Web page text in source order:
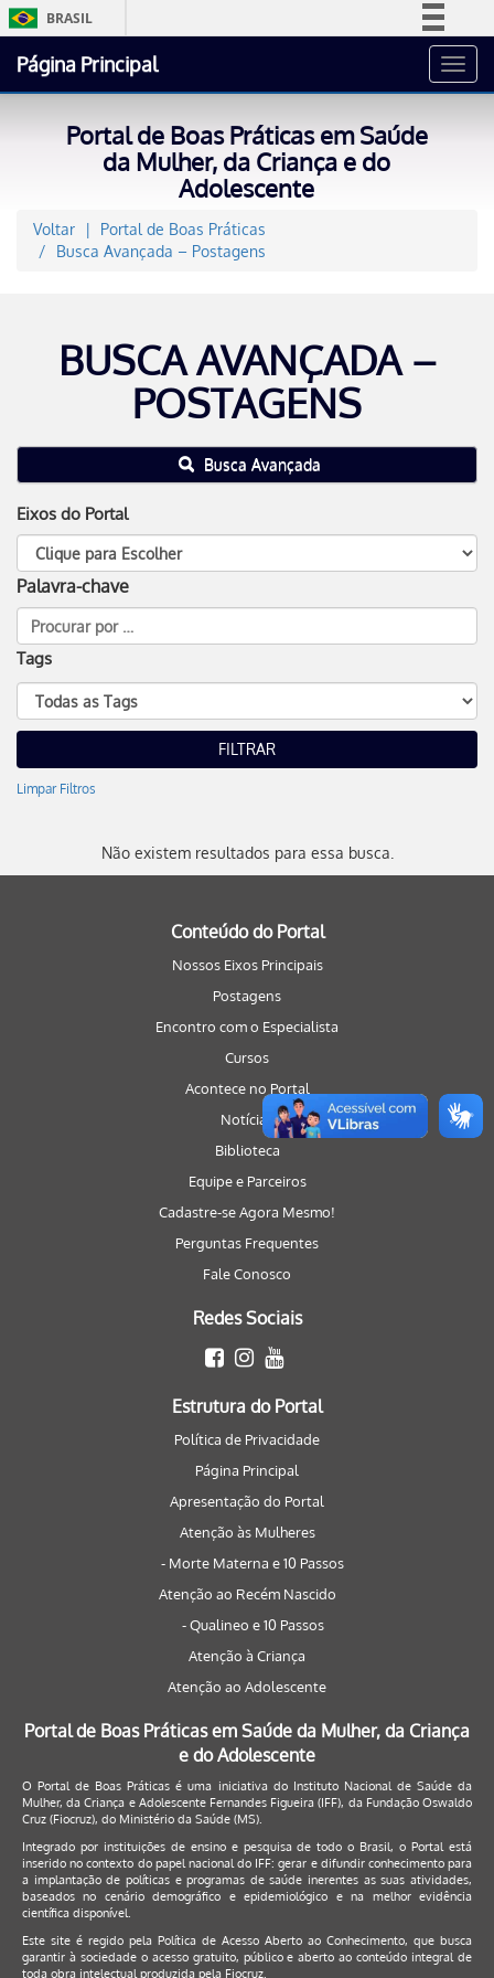
BRASIL
Acesso à informação
Página Principal
Portal de Boas Práticas em Saúde
da Mulher, da Criança e do
Adolescente
Voltar
Portal de Boas Práticas
Busca Avançada – Postagens
BUSCA AVANÇADA –
POSTAGENS
Busca Avançada
Eixos do Portal
Palavra-chave
Tags
Limpar Filtros
Não existem resultados para essa busca.
Conteúdo do Portal
Nossos Eixos Principais
Postagens
Encontro com o Especialista
Cursos
Acontece no Portal
Notícias
Biblioteca
Equipe e Parceiros
Cadastre-se Agora Mesmo!
Perguntas Frequentes
Fale Conosco
Redes Sociais
Estrutura do Portal
Política de Privacidade
Página Principal
Apresentação do Portal
Atenção às Mulheres
- Morte Materna e 10 Passos
Atenção ao Recém Nascido
- Qualineo e 10 Passos
Atenção à Criança
Atenção ao Adolescente
Portal de Boas Práticas em Saúde da Mulher, da Criança
e do Adolescente
O Portal de Boas Práticas é uma iniciativa do Instituto Nacional de Saúde da
Mulher, da Criança e Adolescente Fernandes Figueira (IFF), da Fundação Oswaldo
Cruz (Fiocruz), do Ministério da Saúde (MS).
Integrado por instituições de ensino e pesquisa de todo o Brasil, o Portal está
inserido no contexto do papel nacional do IFF: gerar e difundir conhecimento para
a implantação de políticas e programas de saúde inerentes as suas atividades,
baseados no cenário demográfico e epidemiológico e na melhor evidência
científica disponível.
Este site é regido pela Política de Acesso Aberto ao Conhecimento, que busca
garantir à sociedade o acesso gratuito, público e aberto ao conteúdo integral de
toda obra intelectual produzida pela Fiocruz.